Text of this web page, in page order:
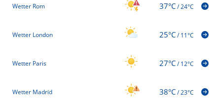
Wetter Rom 37°C/24°C
Wetter London 25°C/11°C
Wetter Paris 27°C/12°C
Wetter Madrid 38°C/23°C